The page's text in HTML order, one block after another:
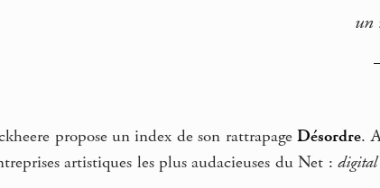
un
propose un index de son rattrapageDésordre.
artistiques les plus audacieuses du Net :